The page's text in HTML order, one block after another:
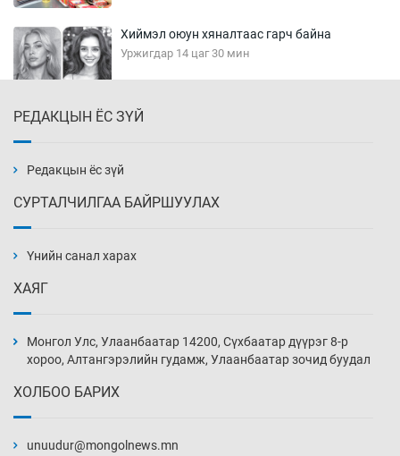
Хиймэл оюун хяналтаас гарч байна
Уржигдар 14 цаг 30 мин
Уржигдар 14 цаг 00 мин
нэмэгджээ
Уржигдар 13 цаг 30 мин
Уржигдар 13 цаг 00 мин
РЕДАКЦЫН ЁС ЗҮЙ
Редакцын ёс зүй
СУРТАЛЧИЛГАА БАЙРШУУЛАХ
Үнийн санал харах
ХАЯГ
Монгол Улс, Улаанбаатар 14200, Сүхбаатар дүүрэг 8-р
хороо, Алтангэрэлийн гудамж, Улаанбаатар зочид буудал
ХОЛБОО БАРИХ
unuudur@mongolnews.mn